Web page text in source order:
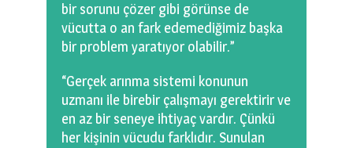
bir sorunu çözer gibi görünse de
vücutta o an fark edemediğimiz başka
bir problem yaratıyor olabilir.”
“Gerçek arınma sistemi konunun
uzmanı ile birebir çalışmayı gerektirir ve
en az bir seneye ihtiyaç vardır. Çünkü
her kişinin vücudu farklıdır. Sunulan